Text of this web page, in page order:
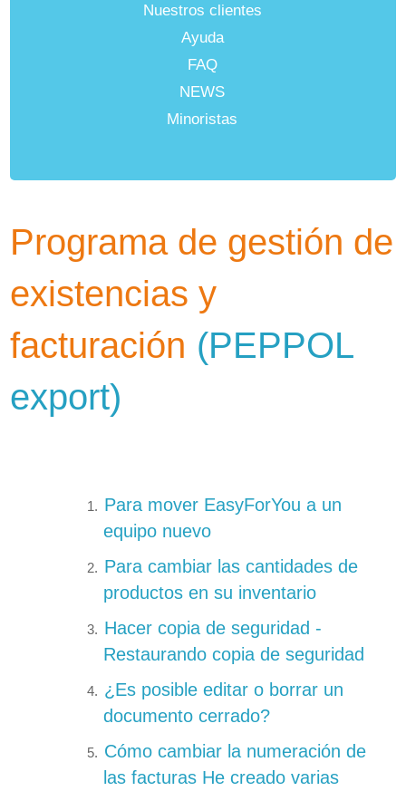
Nuestros clientes
Ayuda
FAQ
NEWS
Minoristas
Programa de gestión de
existencias y
facturación (PEPPOL
export)
Para mover EasyForYou a un
equipo nuevo
Para cambiar las cantidades de
productos en su inventario
Hacer copia de seguridad -
Restaurando copia de seguridad
¿Es posible editar o borrar un
documento cerrado?
Cómo cambiar la numeración de
las facturas He creado varias